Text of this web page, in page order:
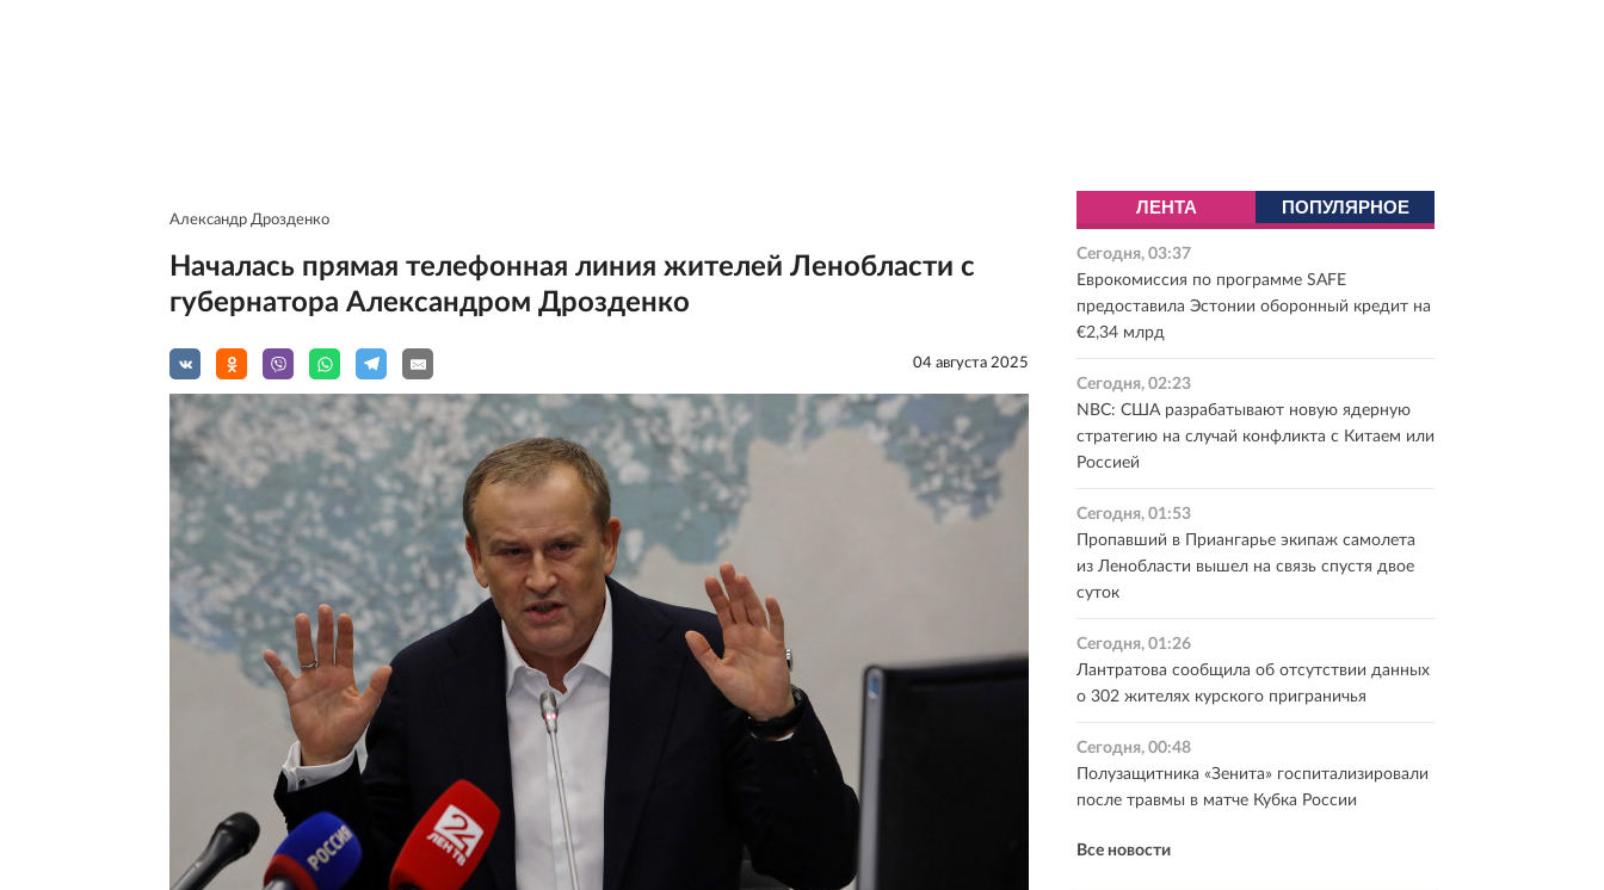
Александр Дрозденко
Началась прямая телефонная линия жителей Ленобласти с
губернатора Александром Дрозденко
04 августа 2025
ЛЕНТА ПОПУЛЯРНОЕ
Сегодня, 03:37
Еврокомиссия по программе SAFE
предоставила Эстонии оборонный кредит на
€2,34 млрд
Сегодня, 02:23
NBC: США разрабатывают новую ядерную
стратегию на случай конфликта с Китаем или
Россией
Сегодня, 01:53
Пропавший в Приангарье экипаж самолета
из Ленобласти вышел на связь спустя двое
суток
Сегодня, 01:26
Лантратова сообщила об отсутствии данных
о 302 жителях курского приграничья
Сегодня, 00:48
Полузащитника «Зенита» госпитализировали
после травмы в матче Кубка России
Все новости